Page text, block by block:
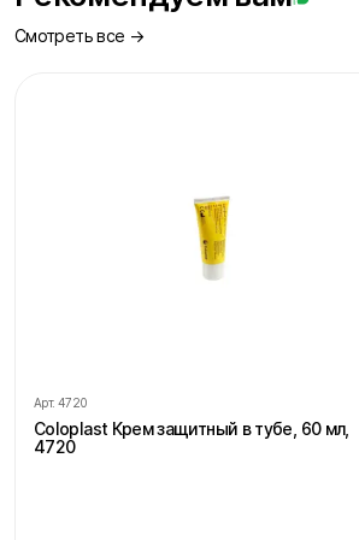
Смотреть все →
Арт. 4720
Coloplast Крем защитный в тубе, 60 мл,
4720